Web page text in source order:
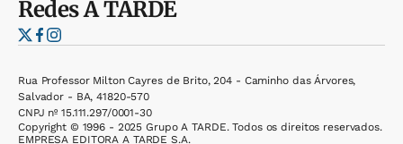
RedesA TARDE
Rua Professor Milton Cayres de Brito, 204 - Caminho das Árvores,
Salvador - BA, 41820-570
CNPJ nº 15.111.297/0001-30
Copyright © 1996 - 2025 Grupo A TARDE. Todos os direitos reservados.
EMPRESA EDITORA A TARDE S.A.